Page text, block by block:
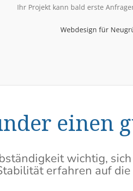
Ihr Projekt kann bald erste
Webdesign für
einen
wichtig,
erfahren auf